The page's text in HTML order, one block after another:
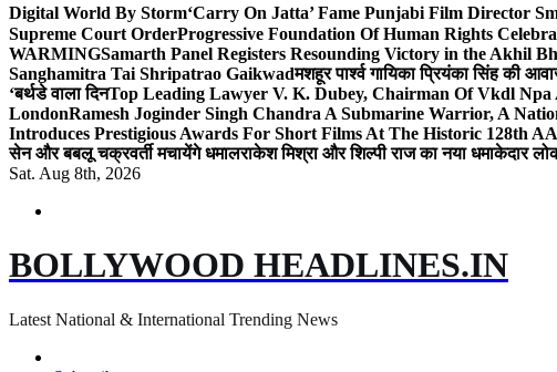
Digital World By Storm‘Carry On Jatta’ Fame Punjabi Film Director
Supreme Court OrderProgressive Foundation Of Human Rights
WARMINGSamarth Panel Registers Resounding Victory in the Akhil
Sanghamitra Tai Shripatrao Gaikwadमशहूर पार्श्व गायिका प्रियंका सिंह की
‘बर्थडे वाला दिनTop Leading Lawyer V. K. Dubey, Chairman Of Vkdl
LondonRamesh Joginder Singh Chandra A Submarine Warrior, A
Introduces Prestigious Awards For Short Films At The Historic 128th
सेन और बबलू चक्रवर्ती मचायेंगे धमालराकेश मिश्रा और शिल्पी राज का नया धमाकेदार
Sat. Aug 8th, 2026
BOLLYWOOD HEADLINES.IN
Latest National & International Trending News